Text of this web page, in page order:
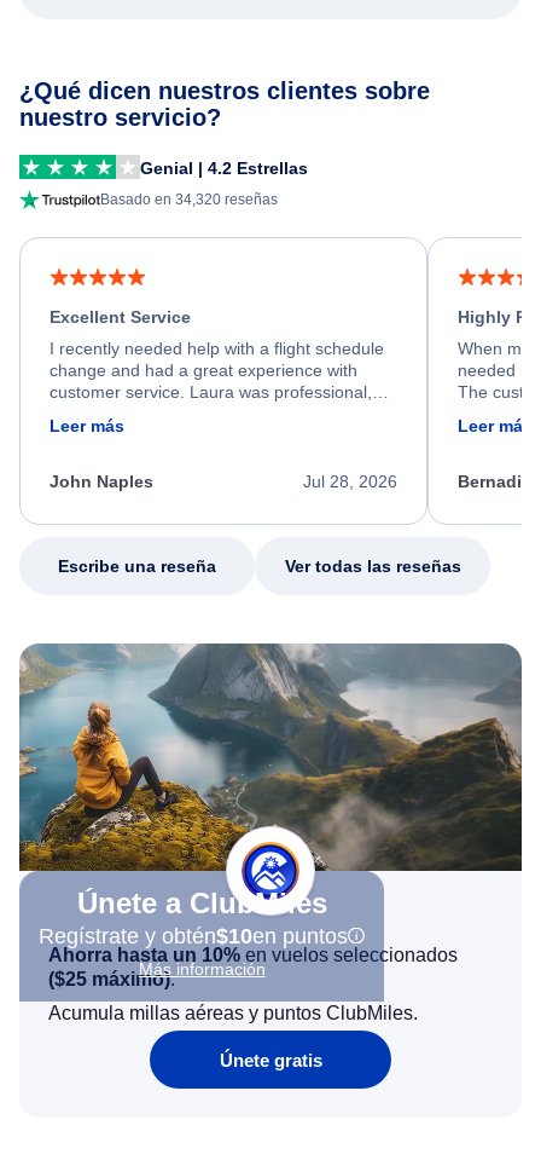
¿Qué dicen nuestros clientes sobre
nuestro servicio?
Genial | 4.2 Estrellas
Basado en 34,320 reseñas
Excellent Service
I recently needed help with a flight schedule
change and had a great experience with
customer service. Laura was professional,
friendly, and very helpful throughout the
process. She quickly found a solution and
appreciate her excellent service.
Leer más
Jul 28, 2026
John Naples
Highly
When my
needed
The
calm,
my issue.
Leer más
Escribe una reseña Ver todas las reseñas
Únete a ClubMiles
Regístrate y obtén$10en puntos
Más información
Ahorra hasta un 10% en vuelos seleccionados
($25 máximo).
Acumula millas aéreas y puntos ClubMiles.
Únete gratis